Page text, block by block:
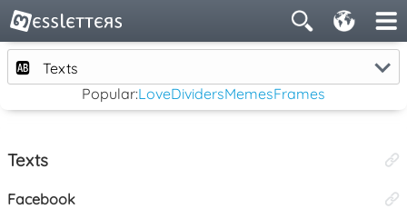
🆎
Texts
Popular:LoveDividersMemesFrames
Texts
Facebook